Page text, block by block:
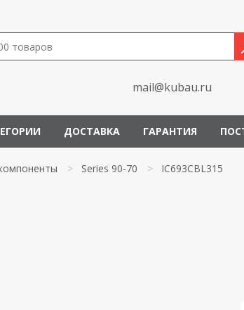
mail@kubau.ru
ДОСТАВКА ГАРАНТИЯ
> Series 90-70 > IC693CBL315